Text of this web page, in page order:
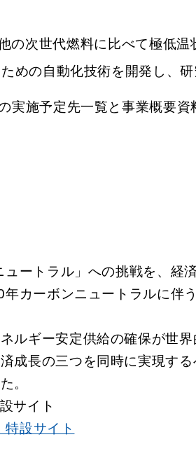
の次世代燃料に比べて極低
めの自動化技術を開発し、
施予定先一覧と事業概要資
ートラル」への挑戦を、
カーボンニュートラルに伴
ルギー安定供給の確保が世
成長の三つを同時に実現す
。
サイト
設サイト